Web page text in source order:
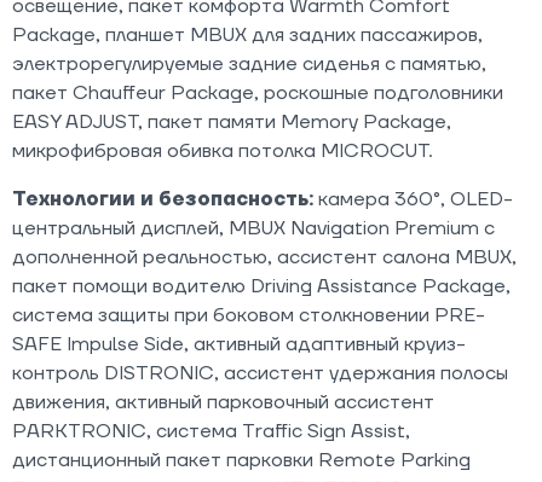
освещение, пакет комфорта Warmth Comfort
Package, планшет MBUX для задних пассажиров,
электрорегулируемые задние сиденья с памятью,
пакет Chauffeur Package, роскошные подголовники
EASY ADJUST, пакет памяти Memory Package,
микрофибровая обивка потолка MICROCUT.
Технологии и безопасность: камера 360°, OLED-
центральный дисплей, MBUX Navigation Premium с
дополненной реальностью, ассистент салона MBUX,
пакет помощи водителю Driving Assistance Package,
система защиты при боковом столкновении PRE-
SAFE Impulse Side, активный адаптивный круиз-
контроль DISTRONIC, ассистент удержания полосы
движения, активный парковочный ассистент
PARKTRONIC, система Traffic Sign Assist,
дистанционный пакет парковки Remote Parking